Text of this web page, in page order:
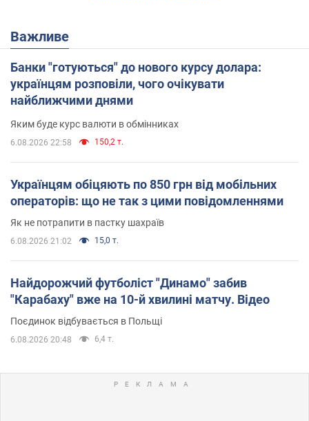
Важливе
Банки "готуються" до нового курсу долара:
українцям розповіли, чого очікувати
найближчими днями
Яким буде курс валюти в обмінниках
6.08.2026 22:58 150,2 т.
Українцям обіцяють по 850 грн від мобільних
операторів: що не так з цими повідомленнями
Як не потрапити в пастку шахраїв
6.08.2026 21:02 15,0 т.
Найдорожчий футболіст "Динамо" забив
"Карабаху" вже на 10-й хвилині матчу. Відео
Поєдинок відбувається в Польщі
6.08.2026 20:48 6,4 т.